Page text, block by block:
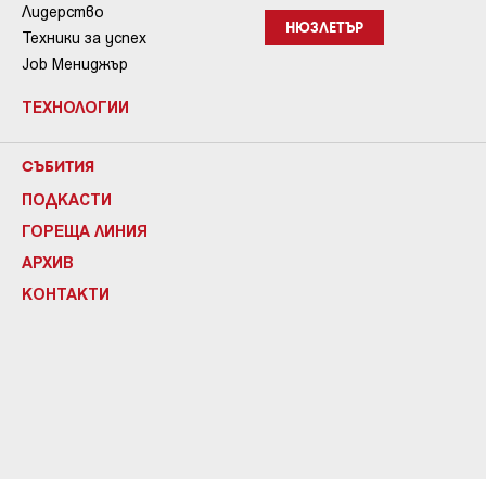
Лидерство
Техники за успех
Job Мениджър
ТЕХНОЛОГИИ
НЮЗЛЕТЪР
СЪБИТИЯ
ПОДКАСТИ
ГОРЕЩА ЛИНИЯ
АРХИВ
КОНТАКТИ